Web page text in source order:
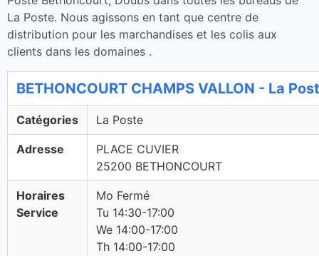
La Poste. Nous agissons en tant que centre de
distribution pour les marchandises et les colis aux
clients dans les domaines .
BETHONCOURT CHAMPS VALLON - La
Catégories La Poste
Adresse
PLACE CUVIER
25200 BETHONCOURT
Horaires
Service
Mo Fermé
Tu 14:30-17:00
We 14:00-17:00
Th 14:00-17:00